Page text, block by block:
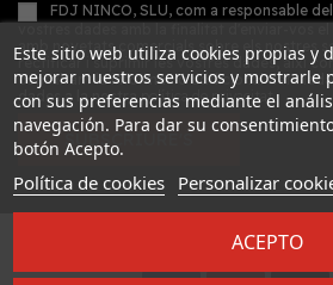
FDJ NINCO, SLU, com a responsable
amb novetats comercials sobre els nostres
rectificar i suprimir les vostres dades, així
consultant la informació addicional
dades a la nostrapolítica de privacitat
SUBSCRIURE'S
Desarrollado por
Este sitio web utiliza cookies propias y
mejorar nuestros servicios y mostrarle
con sus preferencias mediante el
navegación. Para dar su
botón Acepto.
Política de cookies Personalizar
ACEPTO